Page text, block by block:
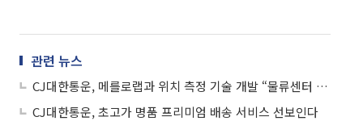
관련 뉴스
CJ대한통운, 메를로랩과 위치 측정 기술 개발 “물류센터 안전성·생산성 강화”
CJ대한통운, 초고가 명품 프리미엄 배송 서비스 선보인다